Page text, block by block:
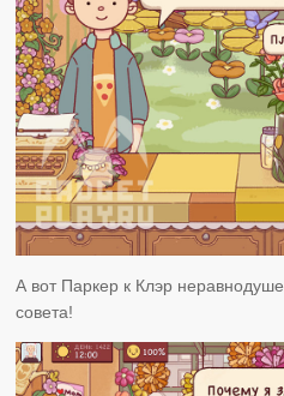
А вот Паркер к Клэр
совета!